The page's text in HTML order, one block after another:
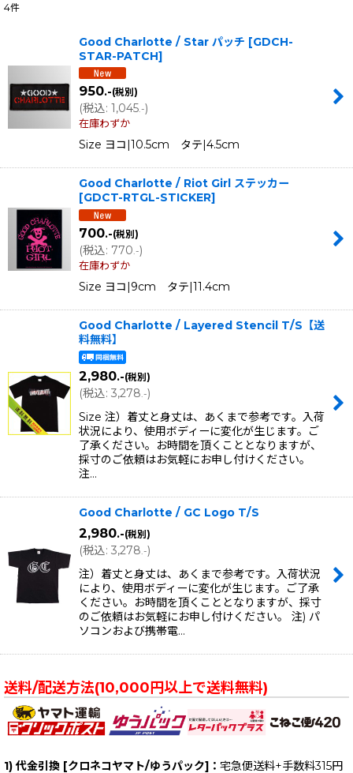
並び順:
絞り込む
4件
Good Charlotte / Star パッチ [GDCH-
STAR-PATCH]
950.-(税別)
(税込: 1,045.-)
在庫わずか
Size ヨコ|10.5cm タテ|4.5cm
Good Charlotte / Riot Girl ステッカー
[GDCT-RTGL-STICKER]
700.-(税別)
(税込: 770 .-)
在庫わずか
Size ヨコ|9cm タテ|11.4cm
Good Charlotte / Layered Stencil T/S【送
料無料】
2,980.-(税別)
(税込: 3,278 .-)
Size 注）着丈と身丈は、あくまで参考です。入荷
状況により、使用ボディーに変化が生じます。ご
了承ください。お時間を頂くこととなりますが、
採寸のご依頼はお気軽にお申し付けください。
注…
Good Charlotte / GC Logo T/S
2,980.-(税別)
(税込: 3,278 .-)
注）着丈と身丈は、あくまで参考です。入荷状況
により、使用ボディーに変化が生じます。ご了承
ください。お時間を頂くこととなりますが、採寸
のご依頼はお気軽にお申し付けください。 注) パ
ソコンおよび携帯電…
送料/配送方法(10,000円以上で送料無料)
1) 代金引換 [クロネコヤマト/ゆうパック]： 宅急便送料+手数料315円